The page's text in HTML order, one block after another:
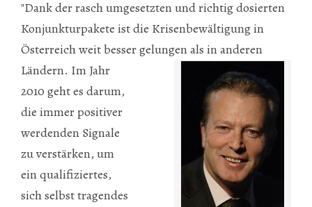
"Dank der rasch umgesetzten und richtig dosierten
Konjunkturpakete ist die Krisenbewältigung in
Österreich weit bessergelungen als in anderen
Ländern. Im Jahr
2010 geht es darum,
die immer positiver
werdenden Signale
zu verstärken, um
ein qualifiziertes,
sich selbst tragendes